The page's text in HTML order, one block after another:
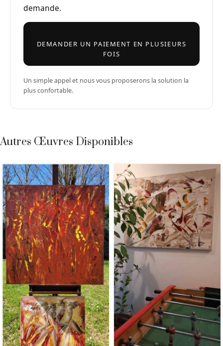
demande.
DEMANDER UN PAIEMENT EN PLUSIEURS
FOIS
Un simple appel et nous vous proposerons la solution la
plus confortable.
Autres Œuvres Disponibles